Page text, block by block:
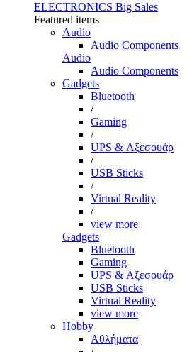
ELECTRONICS Big Sales
Featured items
Audio
Audio Components
Audio
Audio Components
Gadgets
Bluetooth
/
Gaming
/
UPS & Αξεσουάρ
/
USB Sticks
/
Virtual Reality
/
view more
Gadgets
Bluetooth
Gaming
UPS & Αξεσουάρ
USB Sticks
Virtual Reality
view more
Hobby
Αθλήματα